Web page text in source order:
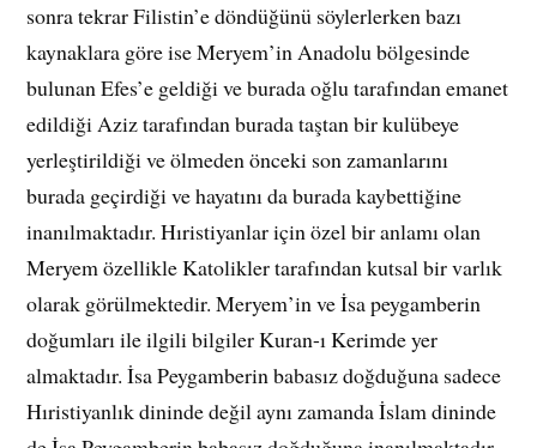
sonra tekrar Filistin’e döndüğünü söylerlerken bazı
kaynaklara göre ise Meryem’in Anadolu bölgesinde
bulunan Efes’e geldiği ve burada oğlu tarafından emanet
edildiği Aziz tarafından burada taştan bir kulübeye
yerleştirildiği ve ölmeden önceki son zamanlarını
burada geçirdiği ve hayatını da burada kaybettiğine
inanılmaktadır. Hıristiyanlar için özel bir anlamı olan
Meryem özellikle Katolikler tarafından kutsal bir varlık
olarak görülmektedir. Meryem’in ve İsa peygamberin
doğumları ile ilgili bilgiler Kuran-ı Kerimde yer
almaktadır. İsa Peygamberin babasız doğduğuna sadece
Hıristiyanlık dininde değil aynı zamanda İslam dininde